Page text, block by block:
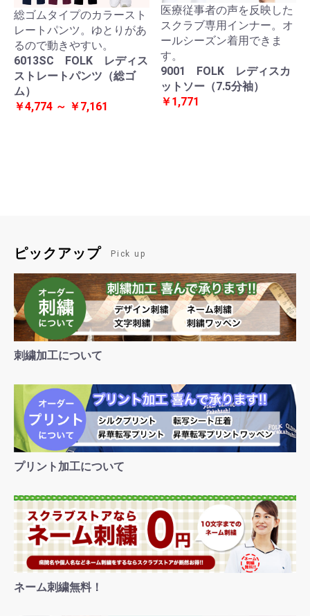
総ゴムタイプのカラースト
レートパンツ。ゆとりがあ
るので動きやすい。
6013SC FOLK レディス
ストレートパンツ（総ゴ
ム）
￥4,774 ～ ￥7,161
医療従事者の声を反映した
スクラブ専用インナー。オ
ールシーズン着用できま
す。
9001 FOLK レディスカ
ットソー（7.5分袖）
￥1,771
ピックアップ Pick up
刺繍加工について
プリント加工について
ネーム刺繍無料！